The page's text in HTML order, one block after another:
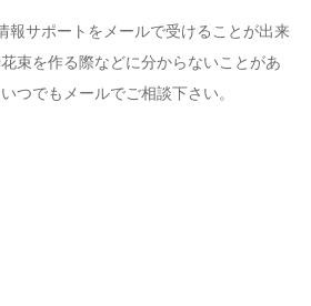
報サポートをメールで受けることが出来
束を作る際などに分からないことがあ
つでもメールでご相談下さい。